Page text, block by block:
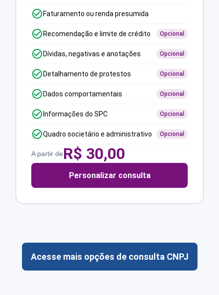
Faturamento ou renda presumida
Recomendação e limite de crédito Opcional
Dívidas, negativas e anotações Opcional
Detalhamento de protestos Opcional
Dados comportamentais Opcional
Informações do SPC Opcional
Quadro societário e administrativo Opcional
A partir deR$ 30,00
Personalizar consulta
Acesse mais opções de consulta CNPJ